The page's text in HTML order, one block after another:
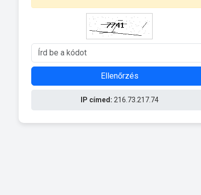
Ellenőrzés
IP címed: 216.73.217.74